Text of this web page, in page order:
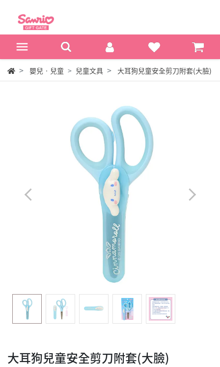
嬰兒‧兒童 兒童文具 大耳狗兒童安全剪刀附套(大臉)
大耳狗兒童安全剪刀附套(大臉)